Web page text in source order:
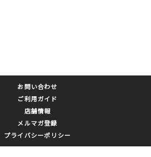
お問い合わせ
ご利用ガイド
店舗情報
メルマガ登録
プライバシーポリシー